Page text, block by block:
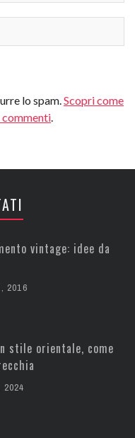
lo spam. Scopri come
vintage: idee da
2016
stile orientale, come
2024